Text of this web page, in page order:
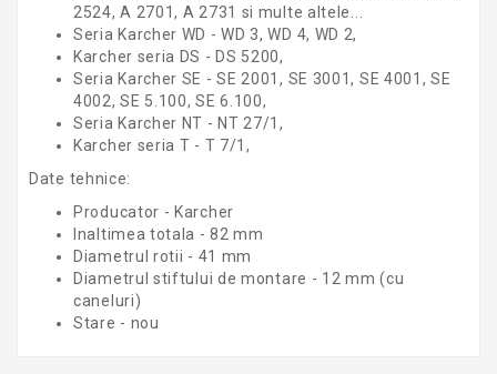
2524, A 2701, A 2731 si multe altele...
Seria Karcher WD - WD 3, WD 4, WD 2,
Karcher seria DS - DS 5200,
Seria Karcher SE - SE 2001, SE 3001, SE 4001, SE
4002, SE 5.100, SE 6.100,
Seria Karcher NT - NT 27/1,
Karcher seria T - T 7/1,
Date tehnice:
Producator - Karcher
Inaltimea totala - 82 mm
Diametrul rotii - 41 mm
Diametrul stiftului de montare - 12 mm (cu
caneluri)
Stare - nou